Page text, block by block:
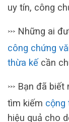
uy tín, công
>>> Những ai
công chứng
thừa kế cần
>>>
Bạn đã biết
tìm kiếm cộng
hiệu quả cho